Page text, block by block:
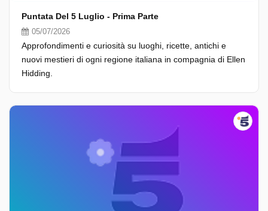
Puntata Del 5 Luglio - Prima Parte
05/07/2026
Approfondimenti e curiosità su luoghi, ricette, antichi e
nuovi mestieri di ogni regione italiana in compagnia di Ellen
Hidding.